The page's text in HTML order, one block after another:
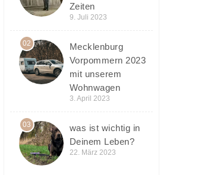
Zeiten
9. Juli 2023
02
Mecklenburg
Vorpommern 2023
mit unserem
Wohnwagen
3. April 2023
03
was ist wichtig in
Deinem Leben?
22. März 2023